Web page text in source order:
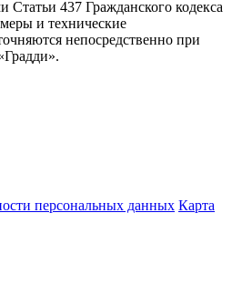
Статьи 437 Гражданского кодекса
и технические
непосредственно при
персональных данных Карта